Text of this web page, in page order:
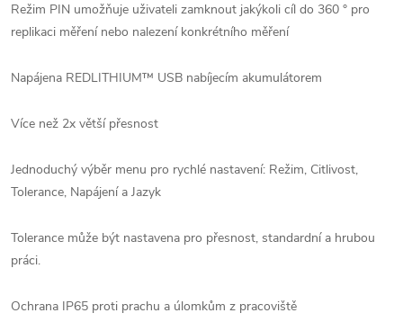
Režim PIN umožňuje uživateli zamknout jakýkoli cíl do 360 ° pro
replikaci měření nebo nalezení konkrétního měření
Napájena REDLITHIUM™ USB nabíjecím akumulátorem
Více než 2x větší přesnost
Jednoduchý výběr menu pro rychlé nastavení: Režim, Citlivost,
Tolerance, Napájení a Jazyk
Tolerance může být nastavena pro přesnost, standardní a hrubou
práci.
Ochrana IP65 proti prachu a úlomkům z pracoviště